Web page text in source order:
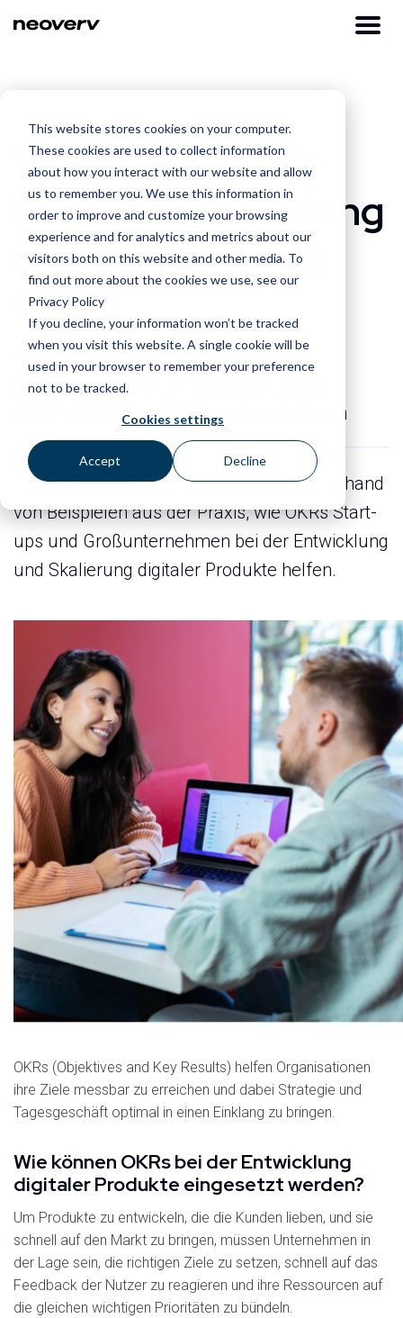
This website stores cookies on your computer.
These cookies are used to collect information
about how you interact with our website and allow
us to remember you. We use this information in
order to improve and customize your browsing
experience and for analytics and metrics about our
visitors both on this website and other media. To
find out more about the cookies we use, see our
Privacy Policy
If you decline, your information won’t be tracked
when you visit this website. A single cookie will be
used in your browser to remember your preference
not to be tracked.
Cookies settings
Accept Decline
Webinar: Digitale
Produkt­entwicklung
und die Rolle von
OKRs
OKR Webinar: Wie OKRs die
Entwicklung und Skalierung von
digitalen Produkten unterstützen
Mit OKRs ans Ziel kommen: Lernen Sie anhand
von Beispielen aus der Praxis, wie OKRs Start-
ups und Großunternehmen bei der Entwicklung
und Skalierung digitaler Produkte helfen.
OKRs (Objektives and Key Results) helfen Organisationen
ihre Ziele messbar zu erreichen und dabei Strategie und
Tagesgeschäft optimal in einen Einklang zu bringen.
Wie können OKRs bei der Entwicklung
digitaler Produkte eingesetzt werden?
Um Produkte zu entwickeln, die die Kunden lieben, und sie
schnell auf den Markt zu bringen, müssen Unternehmen in
der Lage sein, die richtigen Ziele zu setzen, schnell auf das
Feedback der Nutzer zu reagieren und ihre Ressourcen auf
die gleichen wichtigen Prioritäten zu bündeln.